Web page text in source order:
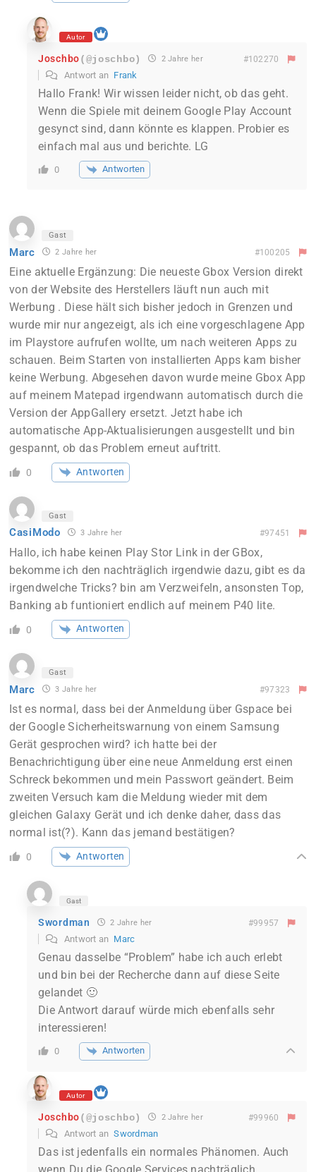
Autor
Joschbo(@joschbo) 2 Jahre her #102270
Antwort an Frank
Hallo Frank! Wir wissen leider nicht, ob das geht.
Wenn die Spiele mit deinem Google Play Account
gesynct sind, dann könnte es klappen. Probier es
einfach mal aus und berichte. LG
0 Antworten
Gast
Marc 2 Jahre her #100205
Eine aktuelle Ergänzung: Die neueste Gbox Version direkt
von der Website des Herstellers läuft nun auch mit
Werbung . Diese hält sich bisher jedoch in Grenzen und
wurde mir nur angezeigt, als ich eine vorgeschlagene App
im Playstore aufrufen wollte, um nach weiteren Apps zu
schauen. Beim Starten von installierten Apps kam bisher
keine Werbung. Abgesehen davon wurde meine Gbox App
auf meinem Matepad irgendwann automatisch durch die
Version der AppGallery ersetzt. Jetzt habe ich
automatische App-Aktualisierungen ausgestellt und bin
gespannt, ob das Problem erneut auftritt.
0 Antworten
Gast
CasiModo 3 Jahre her #97451
Hallo, ich habe keinen Play Stor Link in der GBox,
bekomme ich den nachträglich irgendwie dazu, gibt es da
irgendwelche Tricks? bin am Verzweifeln, ansonsten Top,
Banking ab funtioniert endlich auf meinem P40 lite.
0 Antworten
Gast
Marc 3 Jahre her #97323
Ist es normal, dass bei der Anmeldung über Gspace bei
der Google Sicherheitswarnung von einem Samsung
Gerät gesprochen wird? ich hatte bei der
Benachrichtigung über eine neue Anmeldung erst einen
Schreck bekommen und mein Passwort geändert. Beim
zweiten Versuch kam die Meldung wieder mit dem
gleichen Galaxy Gerät und ich denke daher, dass das
normal ist(?). Kann das jemand bestätigen?
0 Antworten
Gast
Swordman 2 Jahre her #99957
Antwort an Marc
Genau dasselbe “Problem” habe ich auch erlebt
und bin bei der Recherche dann auf diese Seite
gelandet 🙂
Die Antwort darauf würde mich ebenfalls sehr
interessieren!
0 Antworten
Autor
Joschbo(@joschbo) 2 Jahre her #99960
Antwort anSwordman
Das ist jedenfalls ein normales Phänomen. Auch
wenn Du die Google Services nachträglich